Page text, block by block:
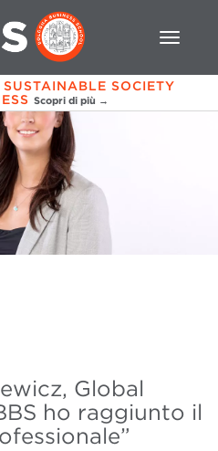
SOCIETY
Scopri di più →
Global
ho raggiunto il